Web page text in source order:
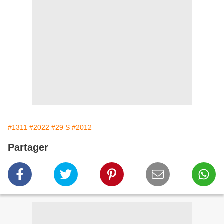
#1311 #2022 #29 S #2012
Partager